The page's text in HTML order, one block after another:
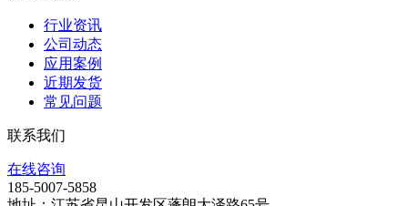
行业资讯
公司动态
应用案例
近期发货
常见问题
联系我们
在线咨询
185-5007-5858